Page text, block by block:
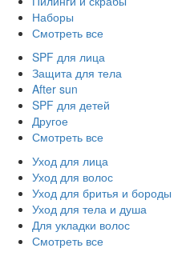
Наборы
Смотреть все
SPF для лица
Защита для тела
After sun
SPF для детей
Другое
Смотреть все
Уход для лица
Уход для волос
Уход для бритья и бороды
Уход для тела и душа
Для укладки волос
Смотреть все